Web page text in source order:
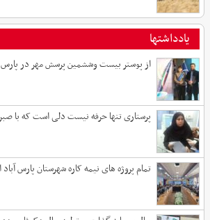
یادداشتها
از پوستر بیست وششمین پرسش مهر در پارس
پرستاری تنها حرفه نیست دلی است که با
تمام پروژه های نیمه کاره شهرستان پارس